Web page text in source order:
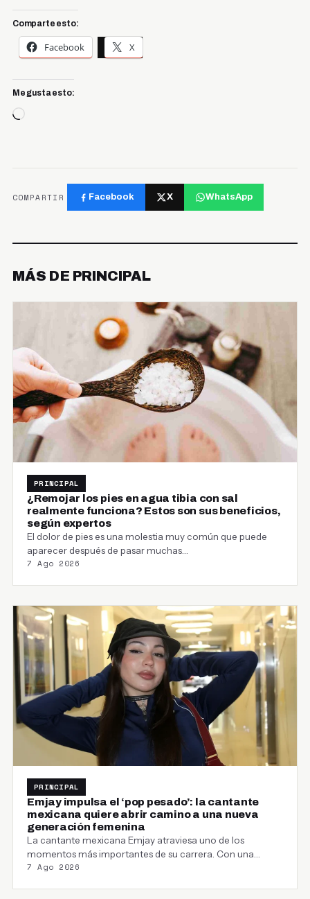
Comparte esto:
Facebook X
Me gusta esto:
Cargando...
COMPARTIR Facebook X WhatsApp
MÁS DE PRINCIPAL
PRINCIPAL
¿Remojar los pies en agua tibia con sal
realmente funciona? Estos son sus beneficios,
según expertos
El dolor de pies es una molestia muy común que puede
aparecer después de pasar muchas…
7 Ago 2026
PRINCIPAL
Emjay impulsa el ‘pop pesado’: la cantante
mexicana quiere abrir camino a una nueva
generación femenina
La cantante mexicana Emjay atraviesa uno de los
momentos más importantes de su carrera. Con una…
7 Ago 2026